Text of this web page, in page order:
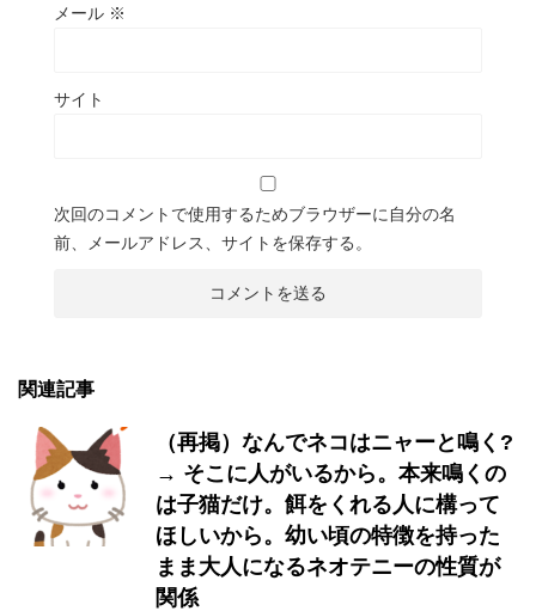
メール ※
サイト
次回のコメントで使用するためブラウザーに自分の名
前、メールアドレス、サイトを保存する。
関連記事
（再掲）なんでネコはニャーと鳴く?
→ そこに人がいるから。本来鳴くの
は子猫だけ。餌をくれる人に構って
ほしいから。幼い頃の特徴を持った
まま大人になるネオテニーの性質が
関係